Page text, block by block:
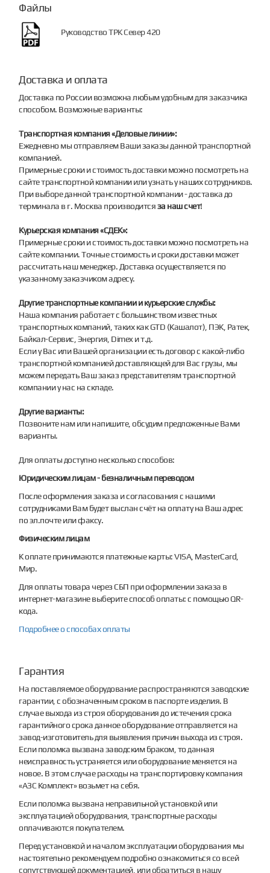
Файлы
Руководство ТРК Север 420
Доставка и оплата
Доставка по России возможна любым удобным для заказчика
способом. Возможные варианты:
Транспортная компания «Деловые линии»:
Ежедневно мы отправляем Ваши заказы данной транспортной
компанией.
Примерные сроки и стоимость доставки можно посмотреть на
сайте транспортной компании или узнать у наших сотрудников.
При выборе данной транспортной компании - доставка до
терминала в г. Москва производитсяза наш счет!
Курьерская компания «СДЕК»:
Примерные сроки и стоимость доставки можно посмотреть на
сайте компании. Точные стоимость и сроки доставки может
рассчитать наш менеджер. Доставка осуществляется по
указанному заказчиком адресу.
Другие транспортные компании и курьерские службы:
Наша компания работает с большинством известных
транспортных компаний, таких как GTD (Кашалот), ПЭК, Ратек,
Байкал-Сервис, Энергия, Dimex и т.д.
Если у Вас или Вашей организации есть договор с какой-либо
транспортной компанией доставляющей для Вас грузы, мы
можем передать Ваш заказ представителям транспортной
компании у нас на складе.
Другие варианты:
Позвоните нам или напишите, обсудим предложенные Вами
варианты.
Для оплаты доступно несколько способов:
Юридическим лицам - безналичным переводом
После оформления заказа и согласования с нашими
сотрудниками Вам будет выслан счёт на оплату на Ваш адрес
по эл.почте или факсу.
Физическим лицам
К оплате принимаются платежные карты: VISA, MasterCard,
Мир.
Для оплаты товара через СБП при оформлении заказа в
интернет-магазине выберите способ оплаты: с помощью QR-
кода.
Подробнее о способах оплаты
Гарантия
На поставляемое оборудование распространяются заводские
гарантии, с обозначенным сроком в паспорте изделия. В
случае выхода из строя оборудования до истечения срока
гарантийного срока данное оборудование отправляется на
завод-изготовитель для выявления причин выхода из строя.
Если поломка вызвана заводским браком, то данная
неисправность устраняется или оборудование меняется на
новое. В этом случае расходы на транспортировку компания
«АЗС Комплект» возьмет на себя.
Если поломка вызвана неправильной установкой или
эксплуатацией оборудования, транспортные расходы
оплачиваются покупателем.
Перед установкой и началом эксплуатации оборудования мы
настоятельно рекомендуем подробно ознакомиться со всей
сопутствующей документацией, или обратиться в нашу